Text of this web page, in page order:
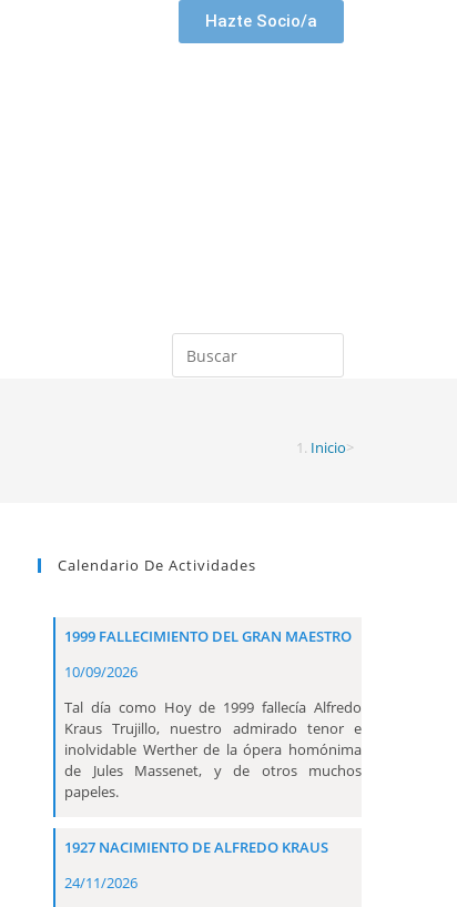
Hazte Socio/a
Inicio>
Calendario De Actividades
1999 FALLECIMIENTO DEL GRAN MAESTRO
10/09/2026
Tal día como Hoy de 1999 fallecía Alfredo
Kraus Trujillo, nuestro admirado tenor e
inolvidable Werther de la ópera homónima
de Jules Massenet, y de otros muchos
papeles.
1927 NACIMIENTO DE ALFREDO KRAUS
24/11/2026